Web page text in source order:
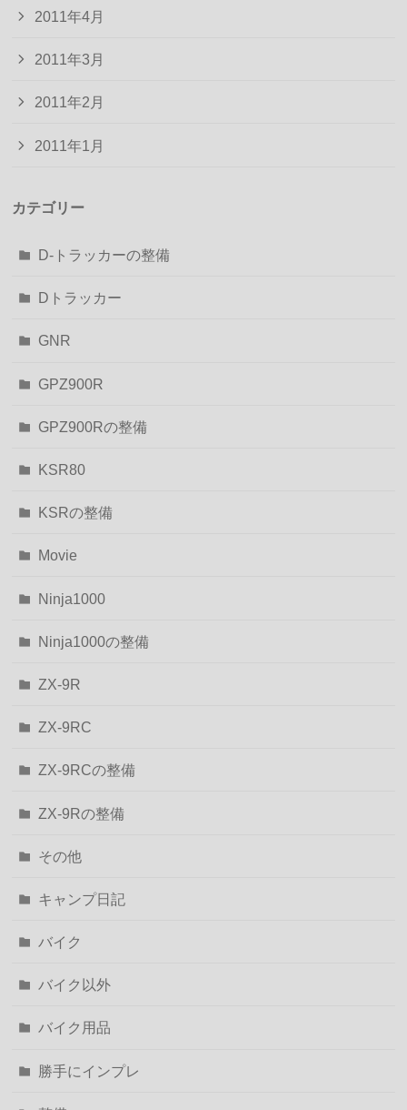
2011年4月
2011年3月
2011年2月
2011年1月
カテゴリー
D-トラッカーの整備
Dトラッカー
GNR
GPZ900R
GPZ900Rの整備
KSR80
KSRの整備
Movie
Ninja1000
Ninja1000の整備
ZX-9R
ZX-9RC
ZX-9RCの整備
ZX-9Rの整備
その他
キャンプ日記
バイク
バイク以外
バイク用品
勝手にインプレ